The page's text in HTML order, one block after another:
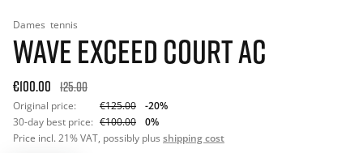
Dames tennis
WAVE EXCEED COURT AC
€100.00 125.00
Original price: €125.00
-20%
30-day best price: €100.00
0%
Price incl. 21% VAT, possibly plus shipping cost